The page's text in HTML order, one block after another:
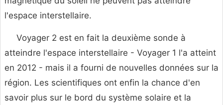
l'espace interstellaire.
Voyager 2 est en fait la deuxième sonde à
atteindre l'espace interstellaire - Voyager 1 l'a atteint
en 2012 - mais il a fourni de nouvelles données sur la
région. Les scientifiques ont enfin la chance d'en
savoir plus sur le bord du système solaire et la